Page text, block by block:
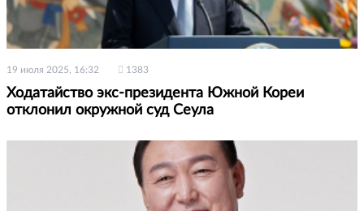
19 июля 2025, 16:32 1383
Ходатайство экс-президента Южной Кореи
отклонил окружной суд Сеула